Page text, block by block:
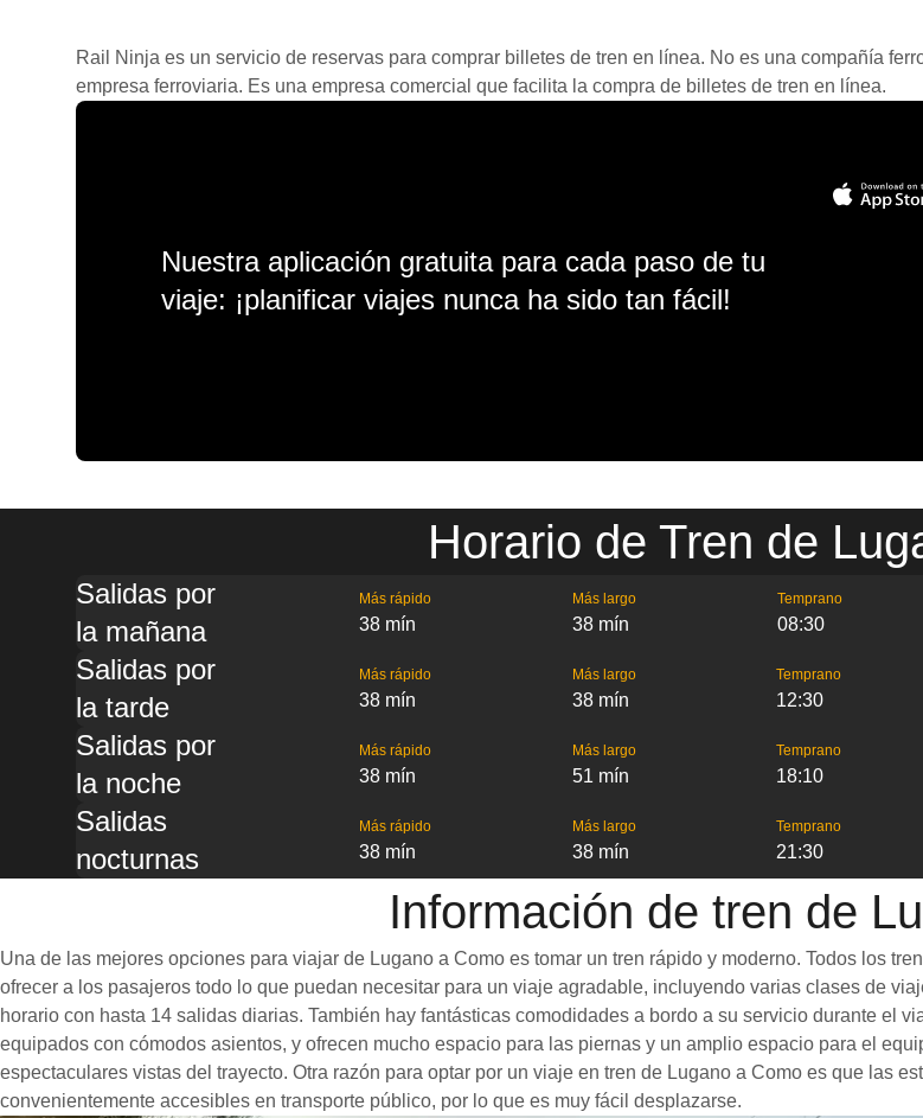
Rail Ninja es un servicio de reservas para comprar billetes de tren en línea. No es una compañía
empresa ferroviaria. Es una empresa comercial que facilita la compra de billetes de tren en línea.
Nuestra aplicación gratuita para cada paso de tu
viaje: ¡planificar viajes nunca ha sido tan fácil!
Horario de Tren de
Salidas por
la mañana
Más rápido
38 mín
Más largo
38 mín
Temprano
08:30
Salidas por
la tarde
Más rápido
38 mín
Más largo
38 mín
Temprano
12:30
Salidas por
la noche
Más rápido
38 mín
Más largo
51 mín
Temprano
18:10
Salidas
nocturnas
Más rápido
38 mín
Más largo
38 mín
Temprano
21:30
Información de tren de
Una de las mejores opciones para viajar de Lugano a Como es tomar un tren rápido y moderno. Todos los
ofrecer a los pasajeros todo lo que puedan necesitar para un viaje agradable, incluyendo varias clases de
horario con hasta 14 salidas diarias. También hay fantásticas comodidades a bordo a su servicio durante el
equipados con cómodos asientos, y ofrecen mucho espacio para las piernas y un amplio espacio para el
espectaculares vistas del trayecto. Otra razón para optar por un viaje en tren de Lugano a Como es que las
convenientemente accesibles en transporte público, por lo que es muy fácil desplazarse.